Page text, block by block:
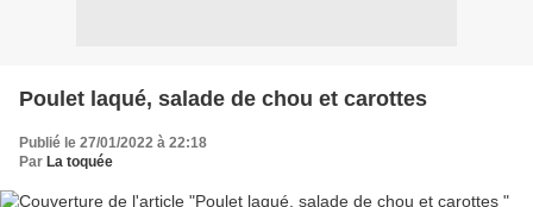
Poulet laqué, salade de chou et carottes
Publié le 27/01/2022 à 22:18
Par La toquée